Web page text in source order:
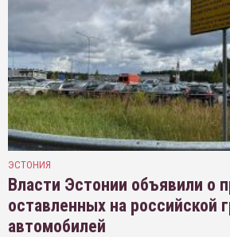
ЭСТОНИЯ
Власти Эстонии объявили о
оставленных на российской
автомобилей